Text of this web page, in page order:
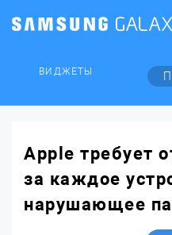
ВИДЖЕТЫ
Apple требует
за каждое
нарушающее